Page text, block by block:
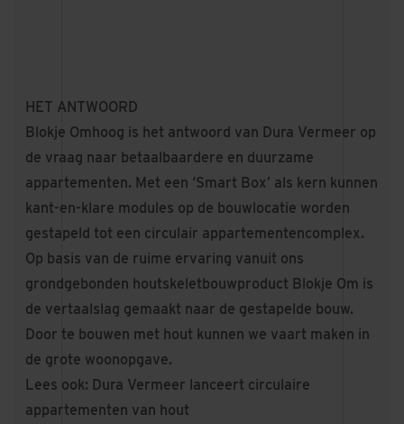
HET ANTWOORD
Blokje Omhoog is het antwoord van Dura Vermeer op
de vraag naar betaalbaardere en duurzame
appartementen. Met een ‘Smart Box’ als kern kunnen
kant-en-klare modules op de bouwlocatie worden
gestapeld tot een circulair appartementencomplex.
Op basis van de ruime ervaring vanuit ons
grondgebonden houtskeletbouwproduct Blokje Om is
de vertaalslag gemaakt naar de gestapelde bouw.
Door te bouwen met hout kunnen we vaart maken in
de grote woonopgave.
Lees ook: Dura Vermeer lanceert circulaire
appartementen van hout